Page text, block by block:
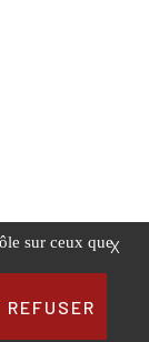
X
sur ceux que
REFUSER